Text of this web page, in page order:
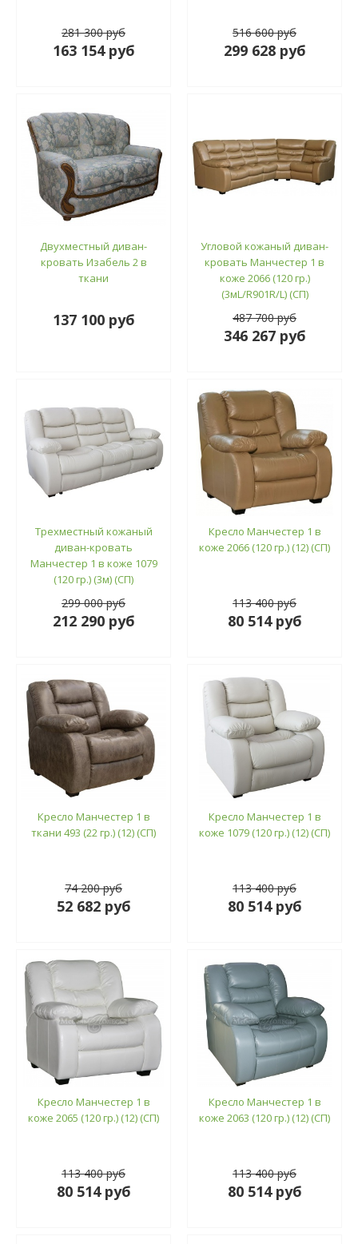
281 300 руб
163 154 руб
516 600 руб
299 628 руб
Двухместный диван-
кровать Изабель 2 в
ткани
137 100 руб
Угловой кожаный диван-
кровать Манчестер 1 в
коже 2066 (120 гр.)
(3мL/R901R/L) (СП)
487 700 руб
346 267 руб
Трехместный кожаный
диван-кровать
Манчестер 1 в коже 1079
(120 гр.) (3м) (СП)
299 000 руб
212 290 руб
Кресло Манчестер 1 в
коже 2066 (120 гр.) (12) (СП)
113 400 руб
80 514 руб
Кресло Манчестер 1 в
ткани 493 (22 гр.) (12) (СП)
74 200 руб
52 682 руб
Кресло Манчестер 1 в
коже 1079 (120 гр.) (12) (СП)
113 400 руб
80 514 руб
Кресло Манчестер 1 в
коже 2065 (120 гр.) (12) (СП)
113 400 руб
80 514 руб
Кресло Манчестер 1 в
коже 2063 (120 гр.) (12) (СП)
113 400 руб
80 514 руб